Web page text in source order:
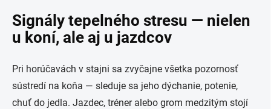
Signály tepelného stresu — nielen
u koní, ale aj u jazdcov
Pri horúčavách v stajni sa zvyčajne všetka pozornosť
sústredí na koňa — sleduje sa jeho dýchanie, potenie,
chuť do jedla. Jazdec, tréner alebo grom medzitým stojí